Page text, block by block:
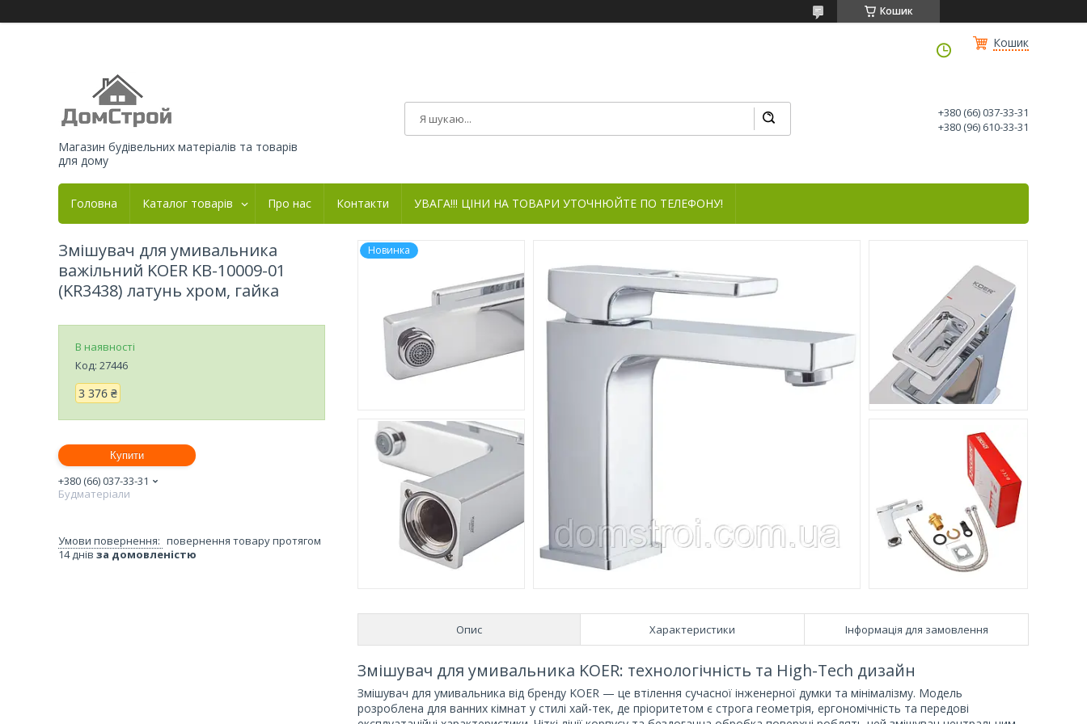
Кошик
Кошик
Магазин будівельних матеріалів та товарів
для дому
+380 (66) 037-33-31
+380 (96) 610-33-31
Головна Каталог товарів Про нас Контакти УВАГА!!! ЦІНИ НА ТОВАРИ УТОЧНЮЙТЕ ПО ТЕЛЕФОНУ!
Новинка
Опис Характеристики Інформація для замовлення
Змішувач для умивальника KOER: технологічність та High-Tech дизайн
Змішувач для умивальника від бренду KOER — це втілення сучасної інженерної думки та мінімалізму. Модель
розроблена для ванних кімнат у стилі хай-тек, де пріоритетом є строга геометрія, ергономічність та передові
Змішувач для умивальника
важільний KOER KB-10009-01
(KR3438) латунь хром, гайка
В наявності
Код: 27446
3 376 ₴
Купити
+380 (66) 037-33-31
Будматеріали
повернення товару протягом
14 днів за домовленістю